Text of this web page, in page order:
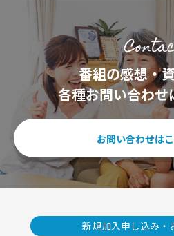
番組の感想・
各種お問い合わせ
お問い合わせは
新規加入申し込み・